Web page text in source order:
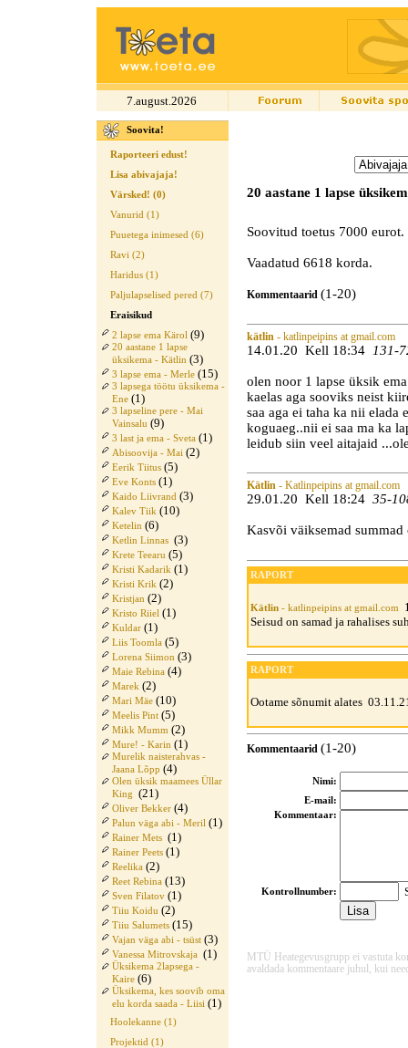
7.august.2026
Soovita!
Raporteeri edust!
Lisa abivajaja!
Värsked! (0)
Vanurid (1)
Puuetega inimesed (6)
Ravi (2)
Haridus (1)
Paljulapselised pered (7)
Eraisikud
2 lapse ema Kärol (9)
20 aastane 1 lapse
üksikema - Kätlin (3)
3 lapse ema - Merle (15)
3 lapsega töötu üksikema -
Ene (1)
3 lapseline pere - Mai
Vainsalu (9)
3 last ja ema - Sveta (1)
Abisoovija - Mai (2)
Eerik Tiitus (5)
Eve Konts (1)
Kaido Liivrand (3)
Kalev Tiik (10)
Ketelin (6)
Ketlin Linnas (3)
Krete Teearu (5)
Kristi Kadarik (1)
Kristi Krik (2)
Kristjan (2)
Kristo Riiel (1)
Kuldar (1)
Liis Toomla (5)
Lorena Siimon (3)
Maie Rebina (4)
Marek (2)
Mari Mäe (10)
Meelis Pint (5)
Mikk Mumm (2)
Mure! - Karin (1)
Murelik naisterahvas -
Jaana Lõpp (4)
Olen üksik maamees Üllar
King
(21)
Oliver Bekker (4)
Palun väga abi - Meril (1)
Rainer Mets (1)
Rainer Peets (1)
Reelika (2)
Reet Rebina (13)
Sven Filatov (1)
Tiiu Koidu (2)
Tiiu Salumets (15)
Vajan väga abi - tsüst (3)
Vanessa Mitrovskaja (1)
Üksikema 2lapsega -
Kaire (6)
Üksikema, kes soovib oma
elu korda saada - Liisi (1)
Hoolekanne (1)
Projektid (1)
20 aastane 1 lapse
Soovitud toetus 7000 eurot.
Vaadatud 6618 korda.
Kommentaarid (1-20)
kätlin - katlinpeipins at gmail.com
14.01.20 Kell 18:34 131-
olen noor 1 lapse üksik
kaelas aga sooviks neist
saa aga ei taha ka nii
koguaeg..nii ei saa ma ka
leidub siin veel aitajaid
Kätlin - Katlinpeipins at gmail.com
29.01.20 Kell 18:24 35-
Kasvõi väiksemad
RAPORT
Kätlin - katlinpeipins at gmail.com
Seisud on samad ja rahalises
RAPORT
Ootame sõnumit alates
Kommentaarid (1-20)
Nimi:
E-mail:
Kommentaar:
Kontrollnumber:
MTÜ Heategevusgrupp ei vastuta
avaldada kommentaare juhul, kui